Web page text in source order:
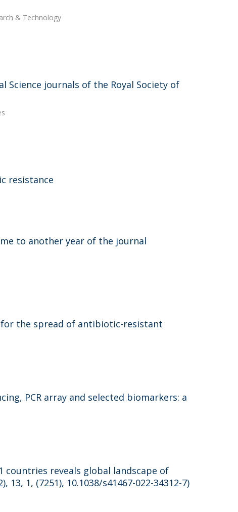
& Technology
Science journals of the Royal Society of
resistance
to another year of the journal
the spread of antibiotic-resistant
PCR array and selected biomarkers: a
countries reveals global landscape of
1, (7251), 10.1038/s41467-022-34312-7)